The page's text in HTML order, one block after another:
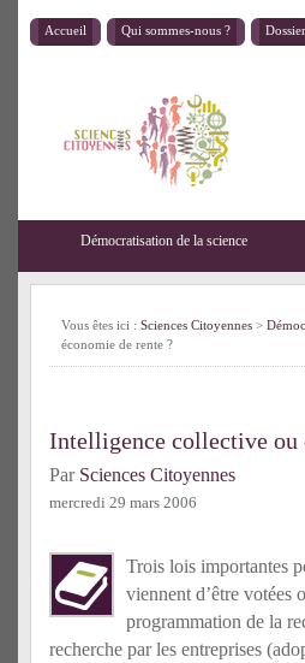
Accueil Qui sommes-nous ?
Démocratisation de la science
Vous êtes ici : Sciences Citoyennes >
économie de rente ?
Intelligence collective ou
Par Sciences Citoyennes
mercredi 29 mars 2006
Trois lois importantes
viennent d’être votées
programmation de la
recherche par les entreprises